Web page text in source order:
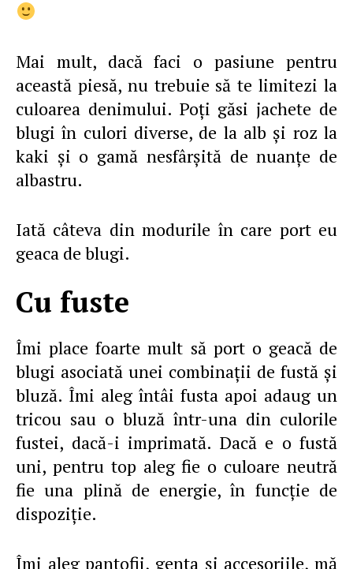
Mai mult, dacă faci o pasiune pentru
această piesă, nu trebuie să te limitezi la
culoarea denimului. Poţi găsi jachete de
blugi în culori diverse, de la alb şi roz la
kaki şi o gamă nesfârşită de nuanţe de
albastru.
Iată câteva din modurile în care port eu
geaca de blugi.
Cu fuste
Îmi place foarte mult să port o geacă de
blugi asociată unei combinaţii de fustă şi
bluză. Îmi aleg întâi fusta apoi adaug un
tricou sau o bluză într-una din culorile
fustei, dacă-i imprimată. Dacă e o fustă
uni, pentru top aleg fie o culoare neutră
fie una plină de energie, în funcţie de
dispoziţie.
Îmi aleg pantofii, genta şi accesoriile, mă